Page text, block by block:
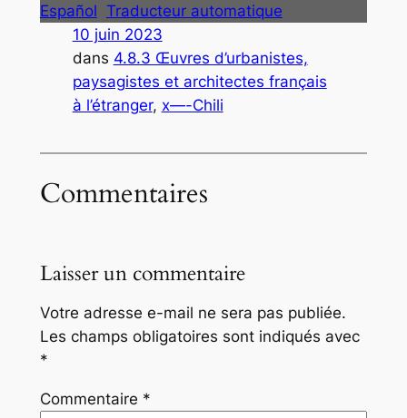
Español Traducteur automatique
10 juin 2023
dans 4.8.3 Œuvres d’urbanistes,
paysagistes et architectes français
à l’étranger, x—-Chili
Commentaires
Laisser un commentaire
Votre adresse e-mail ne sera pas publiée.
Les champs obligatoires sont indiqués avec
*
Commentaire *